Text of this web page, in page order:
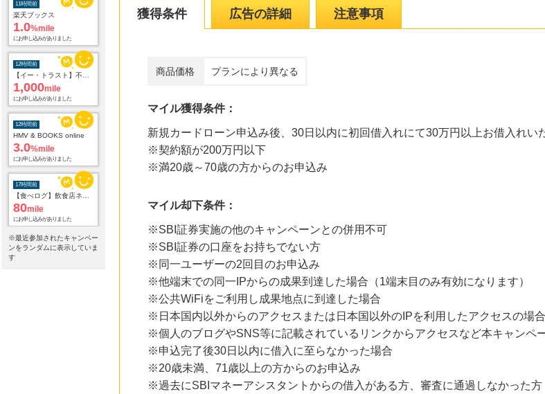
11時間前
楽天ブックス
1.0%mile
にお申し込みがありました
12時間前
1,000mile
にお申し込みがありました
12時間前
HMV & BOOKS online
3.0%mile
にお申し込みがありました
17時間前
80mile
にお申し込みがありました
17時間前
ホットペッパーグルメ
※最近参加されたキャンペー
ンをランダムに表示していま
す
獲得条件 広告の詳細 注意事項
商品価格 プランにより異なる
マイル獲得条件：
新規カードローン申込み後、30日以内に初回借入れにて30万円以上お借入れい
※契約額が200万円以下
※満20歳～70歳の方からのお申込み
マイル却下条件：
※SBI証券実施の他のキャンペーンとの併用不可
※SBI証券の口座をお持ちでない方
※同一ユーザーの2回目のお申込み
※他端末での同一IPからの成果到達した場合（1端末目のみ有効になります）
※公共WiFiをご利用し成果地点に到達した場合
※日本国内以外からのアクセスまたは日本国以外のIPを利用したアクセスの場合
※個人のブログやSNS等に記載されているリンクからアクセスなど本キャンペ
※申込完了後30日以内に借入に至らなかった場合
※20歳未満、71歳以上の方からのお申込み
※過去にSBIマネーアシスタントからの借入がある方、審査に通過しなかった方